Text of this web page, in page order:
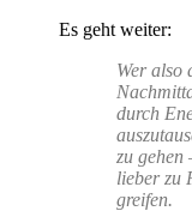
Es geht weiter:
Wer also
durch
zu gehen
lieber zu
greifen.